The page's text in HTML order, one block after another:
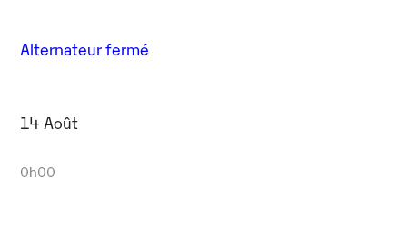
Alternateur fermé
14 Août
0h00